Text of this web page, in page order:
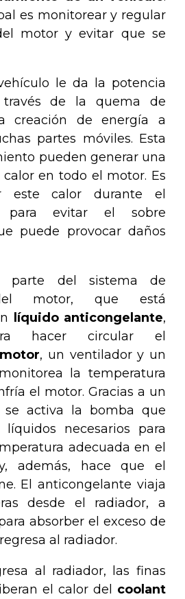
es monitorear y regular
motor y evitar que se
le da la potencia
de la quema de
creación de energía a
partes móviles. Esta
pueden generar una
en todo el motor. Es
este calor durante el
para evitar el sobre
puede provocar daños
parte del sistema de
motor, que está
líquido anticongelante,
hacer circular el
, un ventilador y un
la temperatura
el motor. Gracias a un
se activa la bomba que
necesarios para
adecuada en el
además, hace que el
El anticongelante viaja
desde el radiador, a
absorber el exceso de
al radiador.
al radiador, las finas
el calor del coolant